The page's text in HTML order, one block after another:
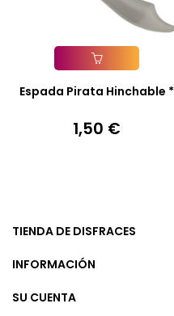
Añadir A La Cesta
Espada Pirata Hinchable *
Precio
1,50 €
TIENDA DE DISFRACES
INFORMACIÓN
SU CUENTA